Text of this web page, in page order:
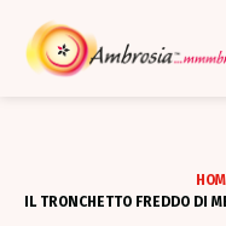
IL TRONCHETTO FREDDO DI